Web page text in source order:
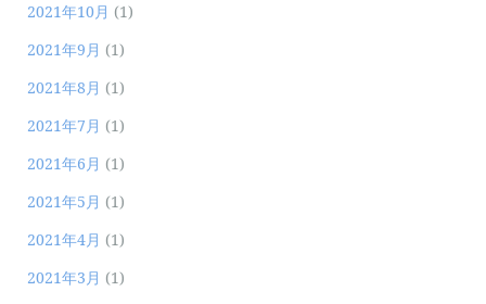
2021年10月 (1)
2021年9月 (1)
2021年8月 (1)
2021年7月 (1)
2021年6月 (1)
2021年5月 (1)
2021年4月 (1)
2021年3月 (1)